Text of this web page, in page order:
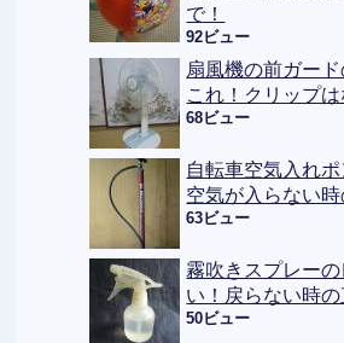
で！
92ビュー
扇風機の前ガー
これ！クリップ
68ビュー
自転車空気入れ
空気が入らない時
63ビュー
霧吹きスプレー
い！戻らない時の
50ビュー